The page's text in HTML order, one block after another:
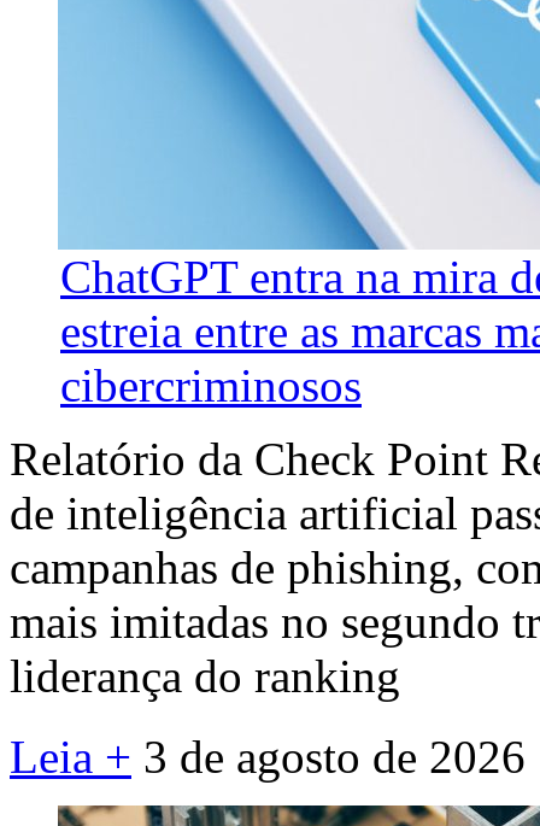
ChatGPT entra na mira
estreia entre as marcas
cibercriminosos
Relatório da Check Point
de inteligência artificial
campanhas de phishing,
mais imitadas no segundo
liderança do ranking
Leia + 3 de agosto de 2026